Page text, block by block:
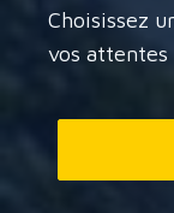
Choisissez
vos attentes